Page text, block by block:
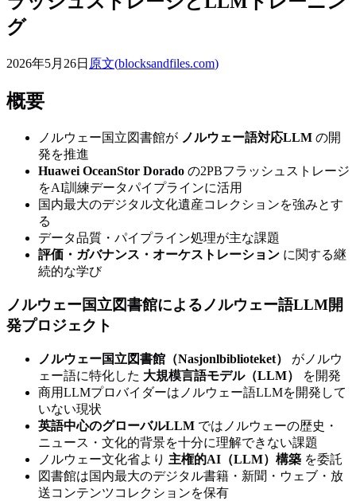
グ
2026年5月26日 原文(blocksandfiles.com)
概要
ノルウェー国立図書館が ノルウェー語対応LLM の開
発を推進
Huawei OceanStor Dorado の2PBフラッシュストレージ
をAI訓練データパイプラインに活用
国内最大のデジタル文化遺産コレクションを強みとす
る
データ品質・パイプライン処理が主な課題
評価・ガバナンス・オーケストレーション に関する継
続的な学び
ノルウェー国立図書館によるノルウェー語LLM開
発プロジェクト
ノルウェー国立図書館（Nasjonlbiblioteket）
がノルウ
ェー語に特化した 大規模言語モデル（LLM）
を開発
商用LLMプロバイダーはノルウェー語LLMを開発して
いない現状
英語中心のグローバルLLM ではノルウェーの歴史・
ニュース・文化的背景を十分に理解できない課題
ノルウェー文化省より 主権的AI（LLM）構築 を委託
図書館は国内最大のデジタル書籍・新聞・ウェブ・放
送コンテンツコレクションを保有